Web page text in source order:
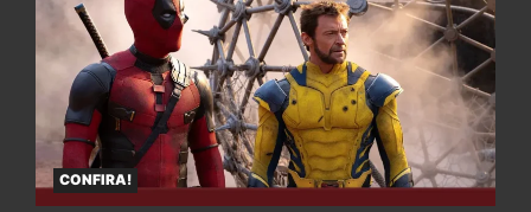
CONFIRA!